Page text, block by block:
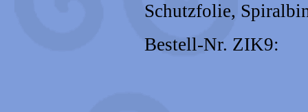
Schutzfolie,
Bestell-Nr. ZIK9: